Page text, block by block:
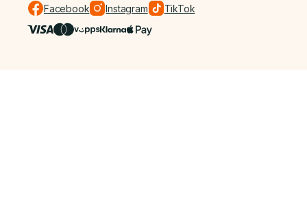
Facebook Instagram TikTok